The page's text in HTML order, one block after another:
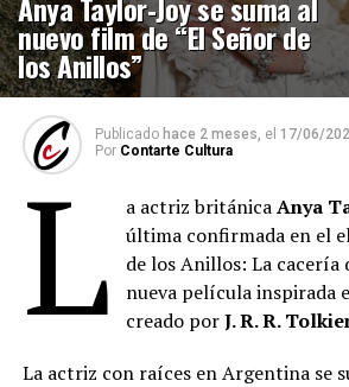
nuevo film de “El Señor de
los Anillos”
Publicado hace 2 meses, el 17/06/
Por Contarte Cultura
L a actriz británicaAnya
última confirmada en el
de los Anillos: La cacería
nueva película inspirada
creado porJ. R. R.
La actriz con raíces en Argentina se